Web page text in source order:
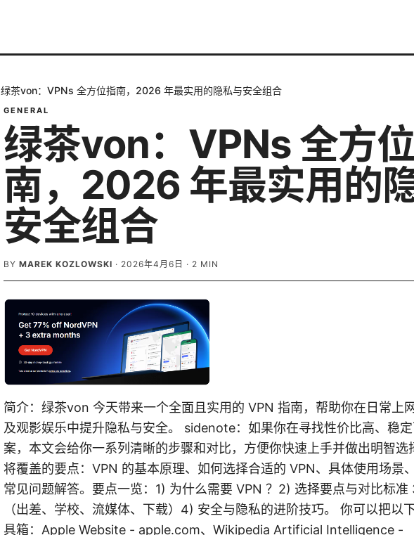
绿茶von：VPNs 全方位指南，2026 年最实用的隐私与安全组合
GENERAL
绿茶von：VPNs 全方
南，2026 年最实用的
安全组合
BY MAREK KOZLOWSKI · 2026年4月6日 · 2 MIN
简介：绿茶von 今天带来一个全面且实用的 VPN 指南，帮助你在日常上
及观影娱乐中提升隐私与安全。 sidenote：如果你在寻找性价比高、稳
案，本文会给你一系列清晰的步骤和对比，方便你快速上手并做出明智选
将覆盖的要点：VPN 的基本原理、如何选择合适的 VPN、具体使用场景
常见问题解答。要点一览：1) 为什么需要 VPN ？2) 选择要点与对比标准
（出差、学校、流媒体、下载）4) 安全与隐私的进阶技巧。 你可以把以
具箱：Apple Website - apple.com、Wikipedia Artificial Intelligence -